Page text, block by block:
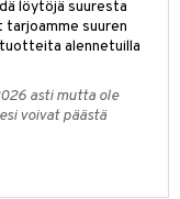
löytöjä suuresta
suuren
alennetuilla
asti mutta ole
voivat päästä